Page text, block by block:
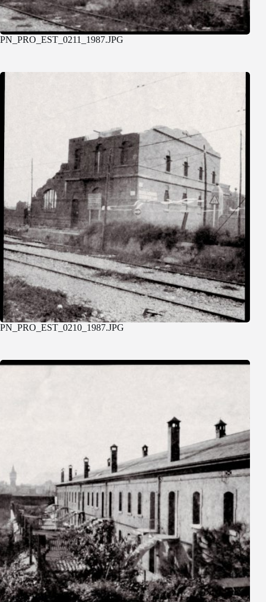
PN_PRO_EST_0211_1987.JPG
PN_PRO_EST_0210_1987.JPG